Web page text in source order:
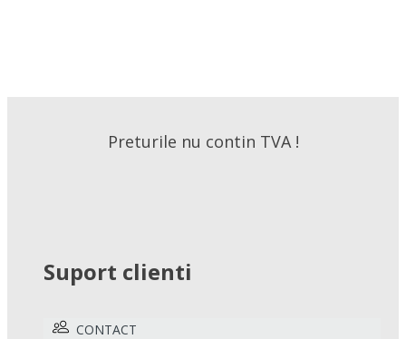
Preturile nu contin TVA !
Suport clienti
CONTACT